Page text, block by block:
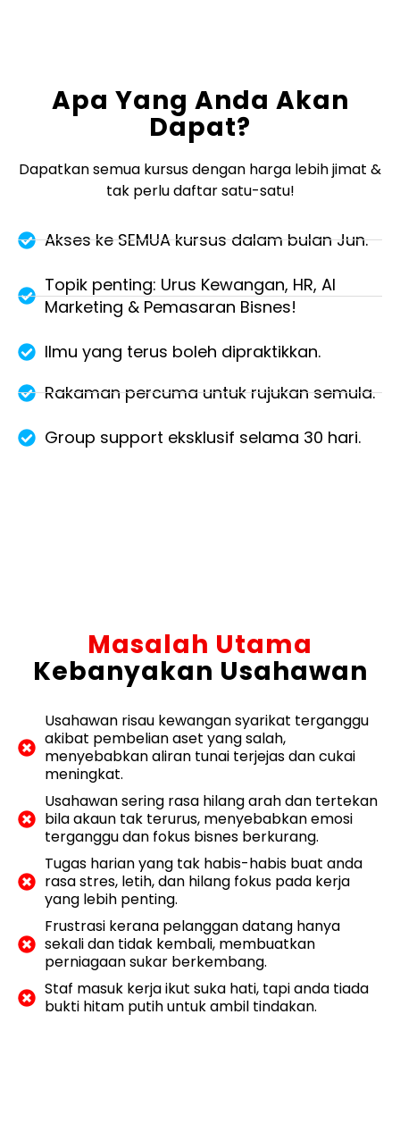
Apa Yang Anda Akan
Dapat?
Dapatkan semua kursus dengan harga lebih jimat &
tak perlu daftar satu-satu!
Akses ke SEMUA kursus dalam bulan Jun.
Topik penting: Urus Kewangan, HR, AI
Marketing & Pemasaran Bisnes!
Ilmu yang terus boleh dipraktikkan.
Rakaman percuma untuk rujukan semula.
Group support eksklusif selama 30 hari.
Masalah Utama
Kebanyakan Usahawan
Usahawan risau kewangan syarikat terganggu
akibat pembelian aset yang salah,
menyebabkan aliran tunai terjejas dan cukai
meningkat.
Usahawan sering rasa hilang arah dan tertekan
bila akaun tak terurus, menyebabkan emosi
terganggu dan fokus bisnes berkurang.
Tugas harian yang tak habis-habis buat anda
rasa stres, letih, dan hilang fokus pada kerja
yang lebih penting.
Frustrasi kerana pelanggan datang hanya
sekali dan tidak kembali, membuatkan
perniagaan sukar berkembang.
Staf masuk kerja ikut suka hati, tapi anda tiada
bukti hitam putih untuk ambil tindakan.